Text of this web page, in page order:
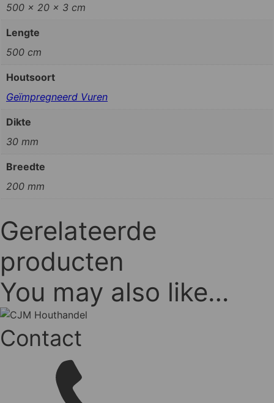
500 × 20 × 3 cm
Lengte
500 cm
Houtsoort
Geïmpregneerd Vuren
Dikte
30 mm
Breedte
200 mm
Gerelateerde
producten
You may also like…
Contact